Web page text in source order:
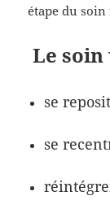
étape du soin
Le
se
se